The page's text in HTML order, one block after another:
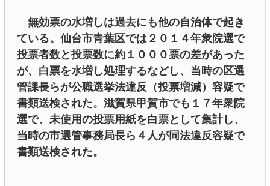
無効票の水増しは過去にも他の自治体で起き
ている。仙台市青葉区では２０１４年衆院選で
投票者数と投票数に約１０００票の差があった
が、白票を水増し処理するなどし、当時の区選
管課長らが公職選挙法違反（投票増減）容疑で
書類送検された。滋賀県甲賀市でも１７年衆院
選で、未使用の投票用紙を白票として集計し、
当時の市選管事務局長ら４人が同法違反容疑で
書類送検された。